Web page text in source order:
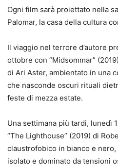
Ogni film sarà proiettato nella
Palomar, la casa della cultura
Il viaggio nel terrore d’autore
ottobre con “Midsommar”
di Ari Aster, ambientato in una
che nasconde oscuri rituali
feste di mezza estate.
Una settimana più tardi, lunedì
“The Lighthouse” (2019) di
claustrofobico in bianco e
isolato e dominato da tensioni